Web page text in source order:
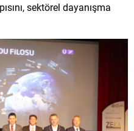
sektörel dayanışma